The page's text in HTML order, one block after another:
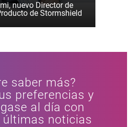
nuevo Director de
de Stormshield
saber más?
preferencias y
al día con
últimas noticias